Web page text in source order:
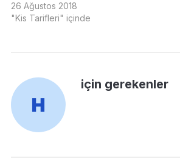
26 Ağustos 2018
"Kis Tarifleri" içinde
için gerekenler